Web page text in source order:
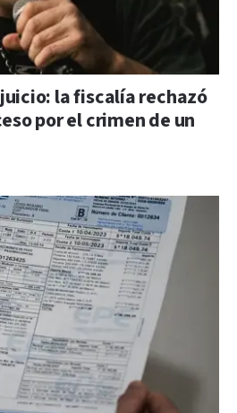
la fiscalía rechazó
por el crimen de un